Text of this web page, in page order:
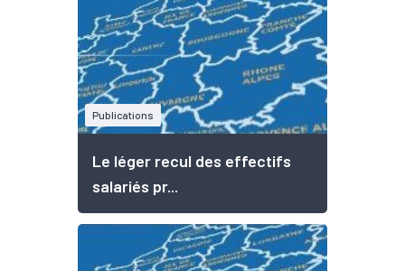
Publications
Le léger recul des effectifs
salariés pr...